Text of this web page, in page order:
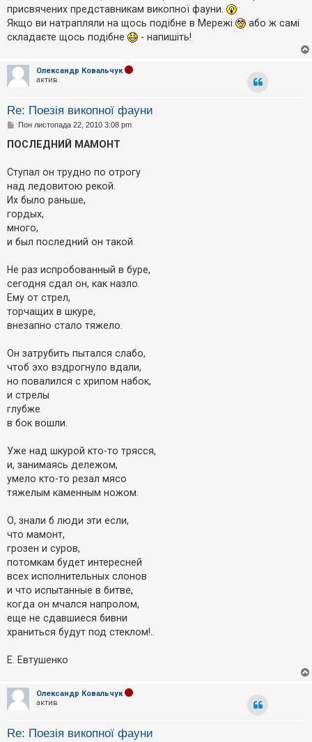
з
в
і
д
в
і
й
А
и
в
н
і
т
е
м
и
П
о
ш
у
Д
о
п
м
о
а
о
м
л
н
присвячених представникам викопної фауни.
Якщо ви натрапляли на щось подібне в Мережі
або ж самі
складаєте щось подібне
- напишіть!
Олександр Ковальчук
актив
Re: Поезія викопної фауни
П
в
о
м
л
е
н
н
Пон листопада 22, 2010 3:08 pm
ПОСЛЕДНИЙ МАМОНТ
Ступал он трудно по отрогу
над ледовитою рекой.
Их было раньше,
гордых,
много,
и был последний он такой.
Не раз испробованный в буре,
сегодня сдал он, как назло.
Ему от стрел,
торчащих в шкуре,
внезапно стало тяжело.
Он затрубить пытался слабо,
чтоб эхо вздрогнуло вдали,
но повалился с хрипом набок,
и стрелы
глубже
в бок вошли.
Уже над шкурой кто-то трясся,
и, занимаясь дележом,
умело кто-то резал мясо
тяжелым каменным ножом.
О, знали б люди эти если,
что мамонт,
грозен и суров,
потомкам будет интересней
всех исполнительных слонов
и что испытанные в битве,
когда он мчался напролом,
еще не сдавшиеся бивни
храниться будут под стеклом!..
Е. Евтушенко
Олександр Ковальчук
актив
Re: Поезія викопної фауни